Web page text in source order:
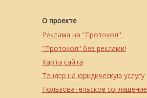
О проекте
Реклама на "Протокол"
"Протокол" без реклами!
Карта сайта
Тендер на юридическую услугу
Пользовательское соглашение